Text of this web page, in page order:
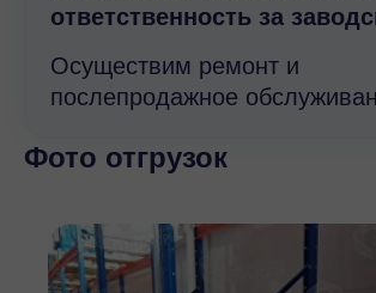
ответственность за
Осуществим ремонт и
послепродажное
Фото отгрузок